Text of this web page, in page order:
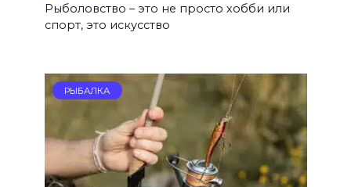
Рыболовство – это не просто хобби или
спорт, это искусство
РЫБАЛКА